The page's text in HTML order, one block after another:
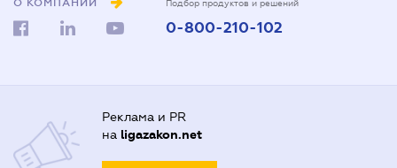
О КОМПАНИИ Подбор продуктов и решений
0-800-210-102
Реклама и PR
на ligazakon.net